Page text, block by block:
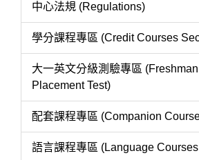
中心法規 (Regulations)
學分課程專區 (Credit Courses
大一英文分級測驗專區
Placement Test)
配套課程專區 (Companion
語言課程專區 (Language